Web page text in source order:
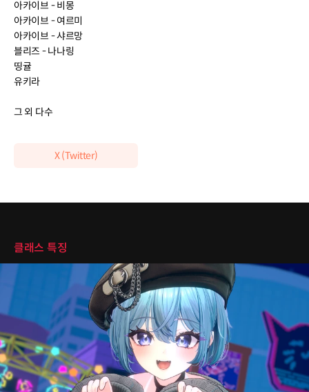
아카이브 - 비몽
아카이브 - 여르미
아카이브 - 샤르망
블리즈 - 나나링
띵귤
유키라
그 외 다수
X (Twitter)
클래스 특징